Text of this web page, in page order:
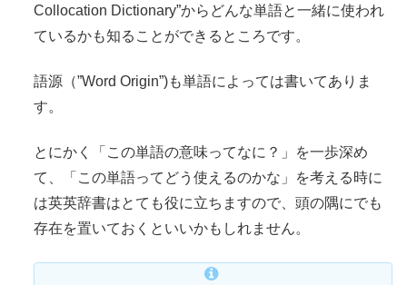
Collocation Dictionary”からどんな単語と一緒に使われ
ているかも知ることができるところです。
語源（”Word Origin”)も単語によっては書いてありま
す。
とにかく「この単語の意味ってなに？」を一歩深め
て、「この単語ってどう使えるのかな」を考える時に
は英英辞書はとても役に立ちますので、頭の隅にでも
存在を置いておくといいかもしれません。